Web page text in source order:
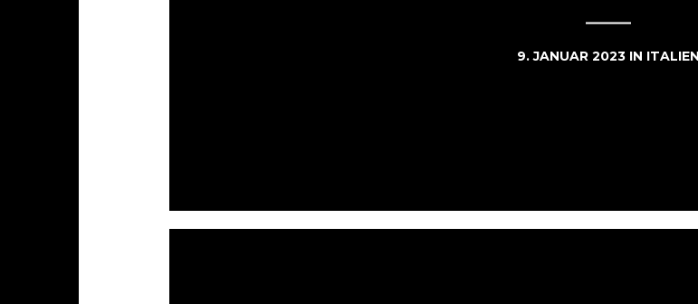
9. JANUAR 2023 IN ITALIEN